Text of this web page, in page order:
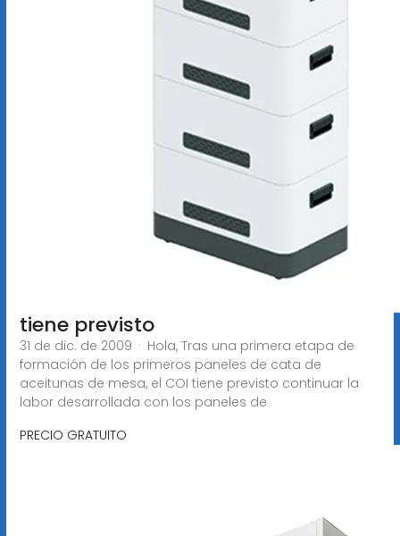
tiene previsto
31 de dic. de 2009 · Hola, Tras una primera etapa de
formación de los primeros paneles de cata de
aceitunas de mesa, el COI tiene previsto continuar la
labor desarrollada con los paneles de
PRECIO GRATUITO